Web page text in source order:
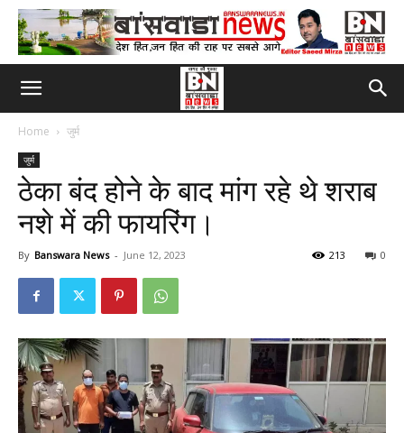
Home जुर्म
जुर्म
ठेका बंद होने के बाद मांग रहे थे शराब
नशे में की फायरिंग।
By Banswara News - June 12, 2023 0
213